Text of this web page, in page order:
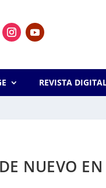
REVISTA
DE NUEVO